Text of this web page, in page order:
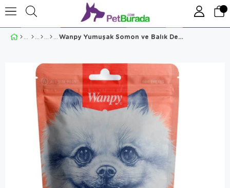
Wanpy Yumuşak Somon ve Balık Derisi Köpek Ödülü 100 Gr